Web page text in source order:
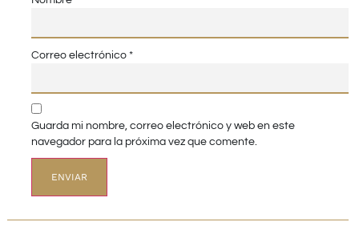
Correo electrónico *
Guarda mi nombre, correo electrónico y web en este
navegador para la próxima vez que comente.